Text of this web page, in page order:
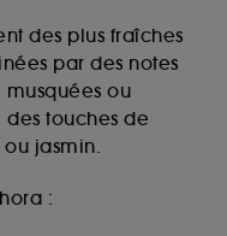
des plus fraîches
par des notes
ou
des touches de
jasmin.
: